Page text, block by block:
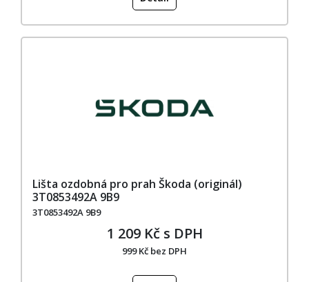
Lišta ozdobná pro prah Škoda (originál)
3T0853492A 9B9
3T0853492A 9B9
1 209 Kč s DPH
999 Kč bez DPH